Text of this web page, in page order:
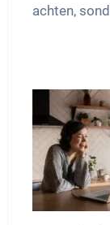
achten,